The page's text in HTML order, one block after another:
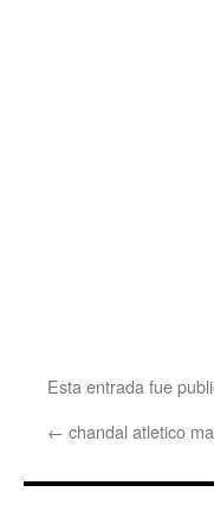
Esta entrada fue
← chandal atletico